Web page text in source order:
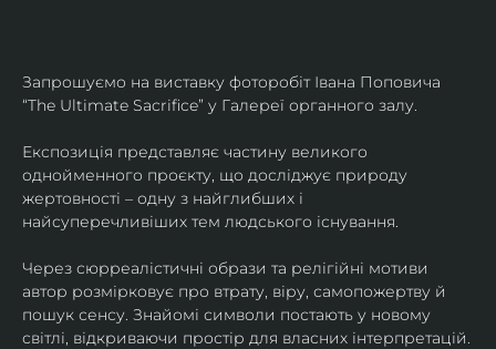
Запрошуємо на виставку фоторобіт Івана Поповича
“The Ultimate Sacrifice” у Галереї органного залу.
Експозиція представляє частину великого
однойменного проєкту, що досліджує природу
жертовності – одну з найглибших і
найсуперечливіших тем людського існування.
Через сюрреалістичні образи та релігійні мотиви
автор розмірковує про втрату, віру, самопожертву й
пошук сенсу. Знайомі символи постають у новому
світлі, відкриваючи простір для власних інтерпретацій.